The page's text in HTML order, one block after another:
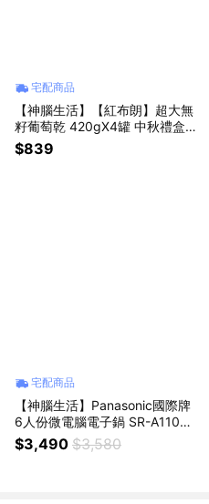
宅配商品
【神腦生活】【紅布朗】超大無
籽葡萄乾 420gX4罐 中秋禮盒
中秋贈禮 中秋送禮 拜年 春節 送
禮 年貨 過年
$839
宅配商品
【神腦生活】Panasonic國際牌
6人份微電腦電子鍋 SR-A110D
炊飯器 煮飯鍋
$3,490 $3,580